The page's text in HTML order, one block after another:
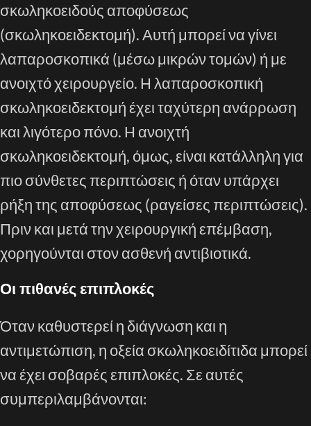
σκωληκοειδούς αποφύσεως
(σκωληκοειδεκτομή). Αυτή μπορεί να γίνει
λαπαροσκοπικά (μέσω μικρών τομών) ή με
ανοιχτό χειρουργείο. Η λαπαροσκοπική
σκωληκοειδεκτομή έχει ταχύτερη ανάρρωση
και λιγότερο πόνο. Η ανοιχτή
σκωληκοειδεκτομή, όμως, είναι κατάλληλη για
πιο σύνθετες περιπτώσεις ή όταν υπάρχει
ρήξη της αποφύσεως (ραγείσες περιπτώσεις).
Πριν και μετά την χειρουργική επέμβαση,
χορηγούνται στον ασθενή αντιβιοτικά.
Οι πιθανές επιπλοκές
Όταν καθυστερεί η διάγνωση και η
αντιμετώπιση, η οξεία σκωληκοειδίτιδα μπορεί
να έχει σοβαρές επιπλοκές. Σε αυτές
συμπεριλαμβάνονται: